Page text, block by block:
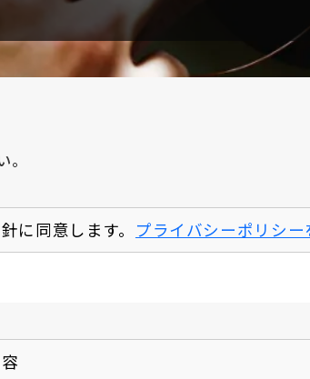
に同意します。 プライバシーポリシ